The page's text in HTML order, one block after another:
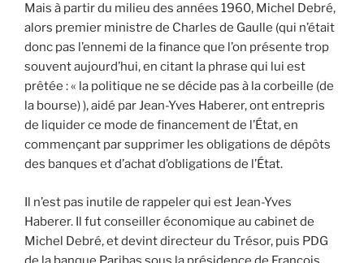
Mais à partir du milieu des années 1960, Michel Debré,
alors premier ministre de Charles de Gaulle (qui n’était
donc pas l’ennemi de la finance que l’on présente trop
souvent aujourd’hui, en citant la phrase qui lui est
prêtée : « la politique ne se décide pas à la corbeille (de
la bourse) ), aidé par Jean-Yves Haberer, ont entrepris
de liquider ce mode de financement de l’État, en
commençant par supprimer les obligations de dépôts
des banques et d’achat d’obligations de l’État.
Il n’est pas inutile de rappeler qui est Jean-Yves
Haberer. Il fut conseiller économique au cabinet de
Michel Debré, et devint directeur du Trésor, puis PDG